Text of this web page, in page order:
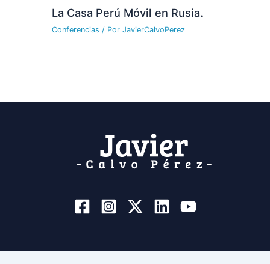
La Casa Perú Móvil en Rusia.
Conferencias / PorJavierCalvoPerez